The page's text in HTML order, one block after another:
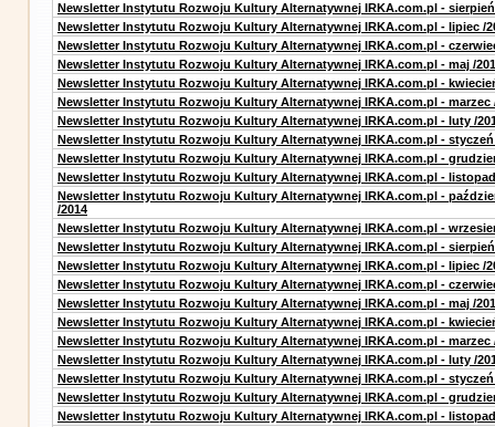
Newsletter Instytutu Rozwoju Kultury Alternatywnej IRKA.com.pl -
Newsletter Instytutu Rozwoju Kultury Alternatywnej IRKA.com.pl - lipiec /
Newsletter Instytutu Rozwoju Kultury Alternatywnej IRKA.com.pl -
Newsletter Instytutu Rozwoju Kultury Alternatywnej IRKA.com.pl - maj /
Newsletter Instytutu Rozwoju Kultury Alternatywnej IRKA.com.pl -
Newsletter Instytutu Rozwoju Kultury Alternatywnej IRKA.com.pl - marzec
Newsletter Instytutu Rozwoju Kultury Alternatywnej IRKA.com.pl - luty /
Newsletter Instytutu Rozwoju Kultury Alternatywnej IRKA.com.pl - styczeń
Newsletter Instytutu Rozwoju Kultury Alternatywnej IRKA.com.pl -
Newsletter Instytutu Rozwoju Kultury Alternatywnej IRKA.com.pl - listopad
Newsletter Instytutu Rozwoju Kultury Alternatywnej IRKA.com.pl -
/2014
Newsletter Instytutu Rozwoju Kultury Alternatywnej IRKA.com.pl -
Newsletter Instytutu Rozwoju Kultury Alternatywnej IRKA.com.pl - sierpień
Newsletter Instytutu Rozwoju Kultury Alternatywnej IRKA.com.pl - lipiec /
Newsletter Instytutu Rozwoju Kultury Alternatywnej IRKA.com.pl -
Newsletter Instytutu Rozwoju Kultury Alternatywnej IRKA.com.pl - maj /
Newsletter Instytutu Rozwoju Kultury Alternatywnej IRKA.com.pl -
Newsletter Instytutu Rozwoju Kultury Alternatywnej IRKA.com.pl - marzec
Newsletter Instytutu Rozwoju Kultury Alternatywnej IRKA.com.pl - luty /
Newsletter Instytutu Rozwoju Kultury Alternatywnej IRKA.com.pl - styczeń
Newsletter Instytutu Rozwoju Kultury Alternatywnej IRKA.com.pl -
Newsletter Instytutu Rozwoju Kultury Alternatywnej IRKA.com.pl - listopad